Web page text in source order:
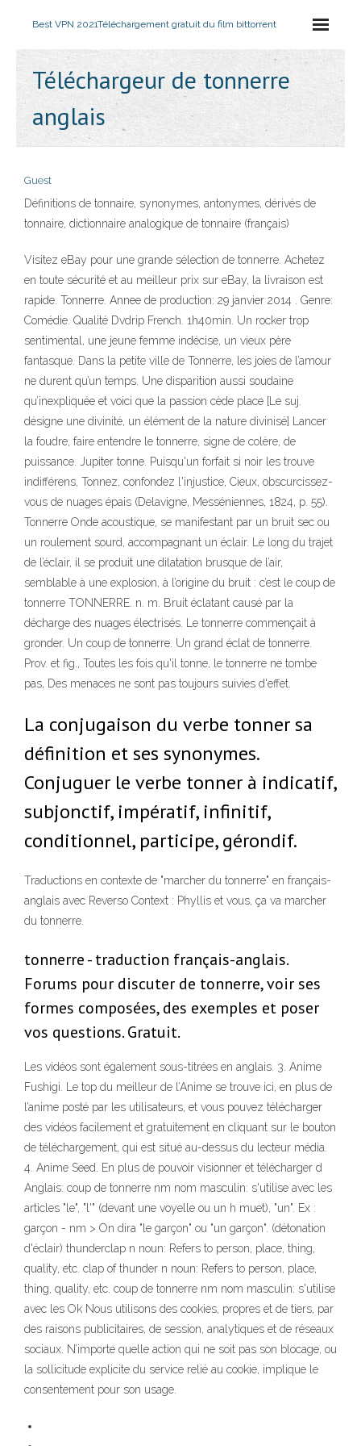
Best VPN 2021Téléchargement gratuit du film bittorrent
Téléchargeur de tonnerre
anglais
Guest
Définitions de tonnaire, synonymes, antonymes, dérivés de
tonnaire, dictionnaire analogique de tonnaire (français)
Visitez eBay pour une grande sélection de tonnerre. Achetez
en toute sécurité et au meilleur prix sur eBay, la livraison est
rapide. Tonnerre. Annee de production: 29 janvier 2014 . Genre:
Comédie. Qualité Dvdrip French. 1h40min. Un rocker trop
sentimental, une jeune femme indécise, un vieux père
fantasque. Dans la petite ville de Tonnerre, les joies de l’amour
ne durent qu’un temps. Une disparition aussi soudaine
qu’inexpliquée et voici que la passion cède place [Le suj.
désigne une divinité, un élément de la nature divinisé] Lancer
la foudre, faire entendre le tonnerre, signe de colère, de
puissance. Jupiter tonne. Puisqu'un forfait si noir les trouve
indifférens, Tonnez, confondez l'injustice, Cieux, obscurcissez-
vous de nuages épais (Delavigne, Messéniennes, 1824, p. 55).
Tonnerre Onde acoustique, se manifestant par un bruit sec ou
un roulement sourd, accompagnant un éclair. Le long du trajet
de l’éclair, il se produit une dilatation brusque de l’air,
semblable à une explosion, à l’origine du bruit : c’est le coup de
tonnerre TONNERRE. n. m. Bruit éclatant causé par la
décharge des nuages électrisés. Le tonnerre commençait à
gronder. Un coup de tonnerre. Un grand éclat de tonnerre.
Prov. et fig., Toutes les fois qu'il tonne, le tonnerre ne tombe
pas, Des menaces ne sont pas toujours suivies d'effet.
La conjugaison du verbe tonner sa
définition et ses synonymes.
Conjuguer le verbe tonner à indicatif,
subjonctif, impératif, infinitif,
conditionnel, participe, gérondif.
Traductions en contexte de "marcher du tonnerre" en français-
anglais avec Reverso Context : Phyllis et vous, ça va marcher
du tonnerre.
tonnerre - traduction français-anglais.
Forums pour discuter de tonnerre, voir ses
formes composées, des exemples et poser
vos questions. Gratuit.
Les vidéos sont également sous-titrées en anglais. 3. Anime
Fushigi. Le top du meilleur de l’Anime se trouve ici, en plus de
l’anime posté par les utilisateurs, et vous pouvez télécharger
des vidéos facilement et gratuitement en cliquant sur le bouton
de téléchargement, qui est situé au-dessus du lecteur média.
4. Anime Seed. En plus de pouvoir visionner et télécharger d
Anglais: coup de tonnerre nm nom masculin: s'utilise avec les
articles "le", "l'" (devant une voyelle ou un h muet), "un". Ex :
garçon - nm > On dira "le garçon" ou "un garçon". (détonation
d'éclair) thunderclap n noun: Refers to person, place, thing,
quality, etc. clap of thunder n noun: Refers to person, place,
thing, quality, etc. coup de tonnerre nm nom masculin: s'utilise
avec les Ok Nous utilisons des cookies, propres et de tiers, par
des raisons publicitaires, de session, analytiques et de réseaux
sociaux. N’importe quelle action qui ne soit pas son blocage, ou
la sollicitude explicite du service relié au cookie, implique le
consentement pour son usage.